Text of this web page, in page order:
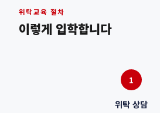
위탁교육 절차
이렇게 입학합니다
1
위탁 상담